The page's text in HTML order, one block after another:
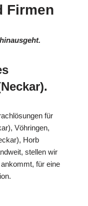
Firmen
für
Vöhringen,
Horb
stellen wir
für eine